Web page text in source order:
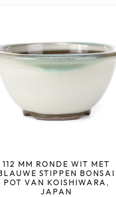
112 MM RONDE WIT MET
STIPPEN BONSAI
POT VAN KOISHIWARA,
JAPAN